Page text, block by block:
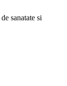
sanatate si